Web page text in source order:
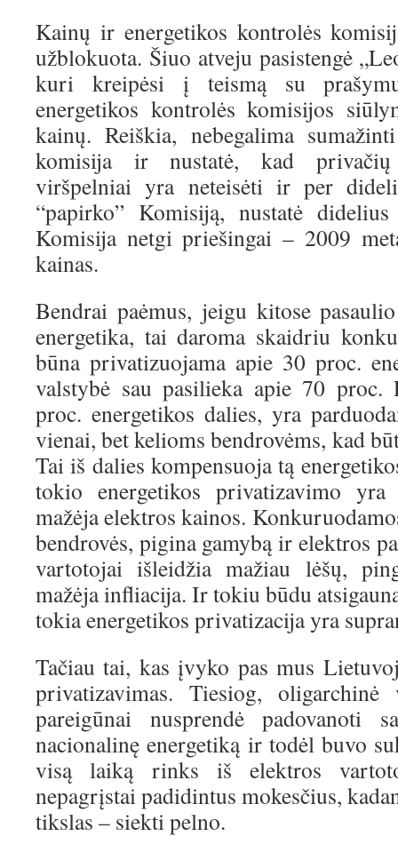
Kainų ir energetikos kontrolės
užblokuota. Šiuo atveju pasistengė
kuri kreipėsi į teismą su
energetikos kontrolės komisijos
kainų. Reiškia, nebegalima
komisija ir nustatė, kad privačių
viršpelniai yra neteisėti ir per
“papirko” Komisiją, nustatė
Komisija netgi priešingai – 2009
kainas.
Bendrai paėmus, jeigu kitose
energetika, tai daroma skaidriu
būna privatizuojama apie 30 proc.
valstybė sau pasilieka apie 70 proc.
proc. energetikos dalies, yra
vienai, bet kelioms bendrovėms, kad
Tai iš dalies kompensuoja tą
tokio energetikos privatizavimo
mažėja elektros kainos.
bendrovės, pigina gamybą ir elektros
vartotojai išleidžia mažiau lėšų,
mažėja infliacija. Ir tokiu būdu
tokia energetikos privatizacija yra
Tačiau tai, kas įvyko pas mus
privatizavimas. Tiesiog,
pareigūnai nusprendė padovanoti
nacionalinę energetiką ir todėl buvo
visą laiką rinks iš elektros
nepagrįstai padidintus mokesčius,
tikslas – siekti pelno.